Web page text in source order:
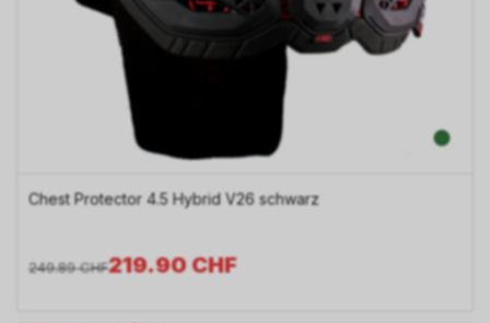
Chest Protector 4.5 Hybrid V26 schwarz
219.90CHF
249.89 CHF